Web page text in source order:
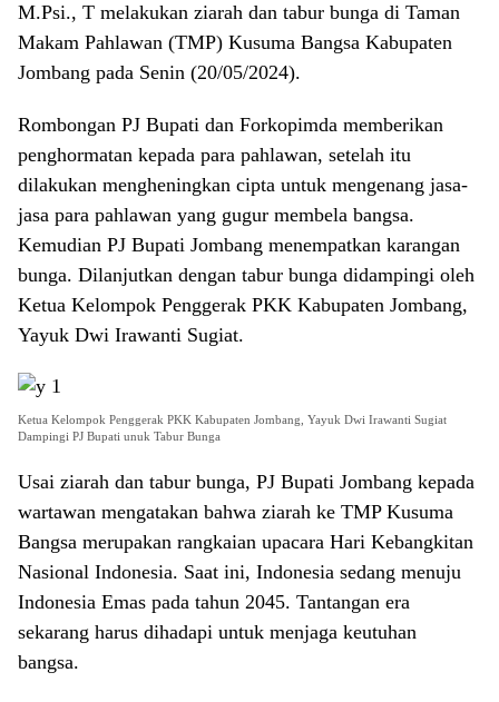
M.Psi., T melakukan ziarah dan tabur bunga di Taman
Makam Pahlawan (TMP) Kusuma Bangsa Kabupaten
Jombang pada Senin (20/05/2024).
Rombongan PJ Bupati dan Forkopimda memberikan
penghormatan kepada para pahlawan, setelah itu
dilakukan mengheningkan cipta untuk mengenang jasa-
jasa para pahlawan yang gugur membela bangsa.
Kemudian PJ Bupati Jombang menempatkan karangan
bunga. Dilanjutkan dengan tabur bunga didampingi oleh
Ketua Kelompok Penggerak PKK Kabupaten Jombang,
Yayuk Dwi Irawanti Sugiat.
Ketua Kelompok Penggerak PKK Kabupaten Jombang, Yayuk Dwi Irawanti Sugiat
Dampingi PJ Bupati unuk Tabur Bunga
Usai ziarah dan tabur bunga, PJ Bupati Jombang kepada
wartawan mengatakan bahwa ziarah ke TMP Kusuma
Bangsa merupakan rangkaian upacara Hari Kebangkitan
Nasional Indonesia. Saat ini, Indonesia sedang menuju
Indonesia Emas pada tahun 2045. Tantangan era
sekarang harus dihadapi untuk menjaga keutuhan
bangsa.